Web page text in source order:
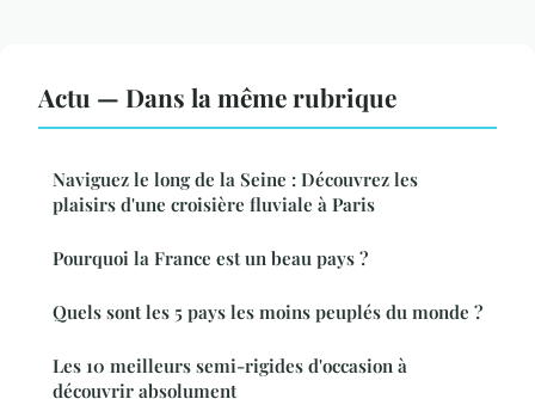
Actu — Dans la même rubrique
Naviguez le long de la Seine : Découvrez les
plaisirs d'une croisière fluviale à Paris
Pourquoi la France est un beau pays ?
Quels sont les 5 pays les moins peuplés du monde ?
Les 10 meilleurs semi-rigides d'occasion à
découvrir absolument